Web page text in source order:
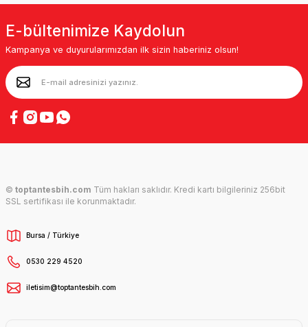
E-bültenimize Kaydolun
Kampanya ve duyurularımızdan ilk sizin haberiniz olsun!
© toptantesbih.com Tüm hakları saklıdır. Kredi kartı bilgileriniz 256bit
SSL sertifikası ile korunmaktadır.
Bursa / Türkiye
0530 229 4520
iletisim@toptantesbih.com